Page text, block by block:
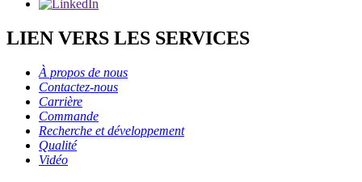
LIEN VERS LES SERVICES
À propos de nous
Contactez-nous
Carrière
Commande
Recherche et développement
Qualité
Vidéo